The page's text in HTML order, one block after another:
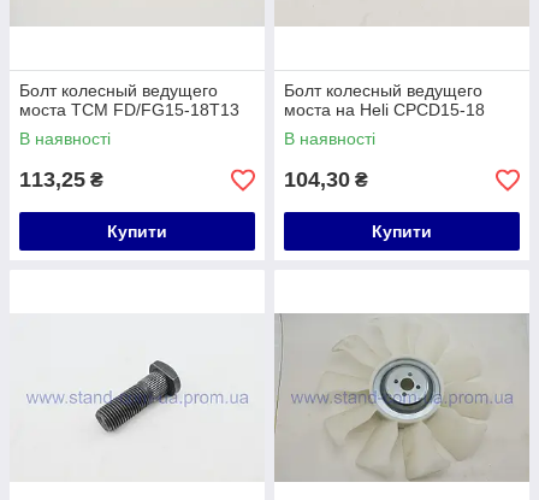
Болт колесный ведущего
моста TCM FD/FG15-18T13
В наявності
113,25 ₴
Купити
Болт колесный ведущего
моста на Heli CPCD15-18
В наявності
104,30 ₴
Купити